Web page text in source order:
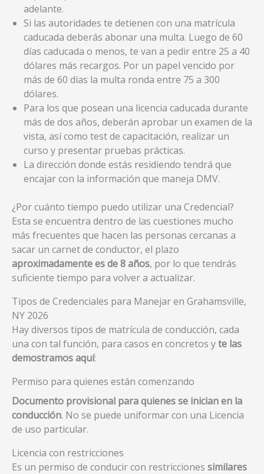
adelante.
Si las autoridades te detienen con una matrícula
caducada deberás abonar una multa. Luego de 60
días caducada o menos, te van a pedir entre 25 a 40
dólares más recargos. Por un papel vencido por
más de 60 días la multa ronda entre 75 a 300
dólares.
Para los que posean una licencia caducada durante
más de dos años, deberán aprobar un examen de la
vista, así como test de capacitación, realizar un
curso y presentar pruebas prácticas.
La dirección donde estás residiendo tendrá que
encajar con la información que maneja DMV.
¿Por cuánto tiempo puedo utilizar una Credencial?
Esta se encuentra dentro de las cuestiones mucho
más frecuentes que hacen las personas cercanas a
sacar un carnet de conductor, el plazo
aproximadamente es de 8 años, por lo que tendrás
suficiente tiempo para volver a actualizar.
Tipos de Credenciales para Manejar en Grahamsville,
NY 2026
Hay diversos tipos de matrícula de conducción, cada
una con tal función, para casos en concretos yte las
demostramos aquí:
Permiso para quienes están comenzando
Documento provisional para quienes se inician en la
conducción. No se puede uniformar con una Licencia
de uso particular.
Licencia con restricciones
Es un permiso de conducir con restricciones similares